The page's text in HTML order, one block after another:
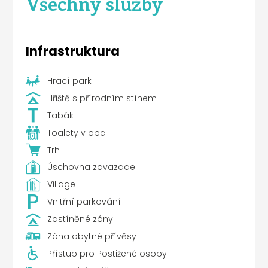
Infrastruktura
Hrací park
Hřiště s přírodním stínem
Tabák
Toalety v obci
Trh
Úschovna zavazadel
Village
Vnitřní parkování
Zastíněné zóny
Zóna obytné přívěsy
Přístup pro Postižené osoby